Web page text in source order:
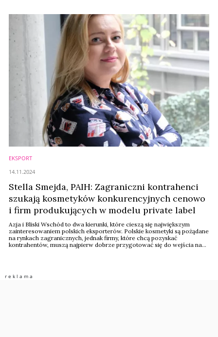
EKSPORT
Stella Smejda, PAIH: Zagraniczni kontrahenci
szukają kosmetyków konkurencyjnych cenowo
i firm produkujących w modelu private label
Azja i Bliski Wschód to dwa kierunki, które cieszą się największym
zainteresowaniem polskich eksporterów. Polskie kosmetyki są pożądane
na rynkach zagranicznych, jednak firmy, które chcą pozyskać
kontrahentów, muszą najpierw dobrze przygotować się do wejścia na
14.11.2024